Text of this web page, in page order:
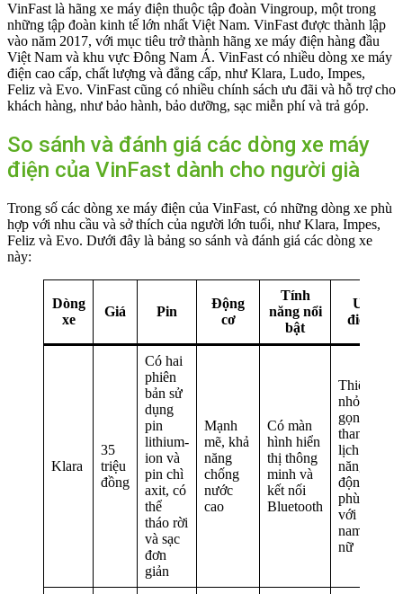
VinFast là hãng xe máy điện thuộc tập đoàn Vingroup, một trong
những tập đoàn kinh tế lớn nhất Việt Nam. VinFast được thành lập
vào năm 2017, với mục tiêu trở thành hãng xe máy điện hàng đầu
Việt Nam và khu vực Đông Nam Á. VinFast có nhiều dòng xe máy
điện cao cấp, chất lượng và đẳng cấp, như Klara, Ludo, Impes,
Feliz và Evo. VinFast cũng có nhiều chính sách ưu đãi và hỗ trợ cho
khách hàng, như bảo hành, bảo dưỡng, sạc miễn phí và trả góp.
So sánh và đánh giá các dòng xe máy
điện của VinFast dành cho người già
Trong số các dòng xe máy điện của VinFast, có những dòng xe phù
hợp với nhu cầu và sở thích của người lớn tuổi, như Klara, Impes,
Feliz và Evo. Dưới đây là bảng so sánh và đánh giá các dòng xe
này:
Dòng
xe
Giá Pin
Động
cơ
Tính
năng nổi
bật
Ưu
điểm
Klara
35
triệu
đồng
Có hai
phiên
bản sử
dụng
pin
lithium-
ion và
pin chì
axit, có
thể
tháo rời
và sạc
đơn
giản
Mạnh
mẽ, khả
năng
chống
nước
cao
Có màn
hình hiển
thị thông
minh và
kết nối
Bluetooth
Thiết kế
nhỏ
gọn,
thanh
lịch và
năng
động,
phù hợp
với cả
nam và
nữ